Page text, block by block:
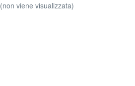
(non viene visualizzata)